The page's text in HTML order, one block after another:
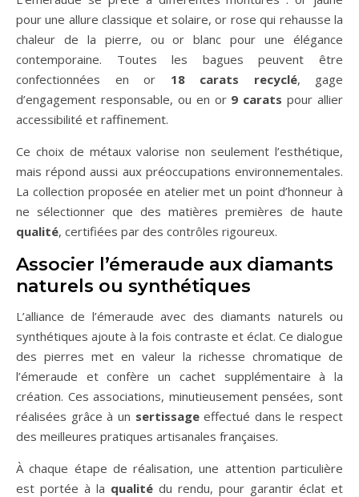
pour une allure classique et solaire, or rose qui rehausse la
chaleur de la pierre, ou or blanc pour une élégance
contemporaine. Toutes les bagues peuvent être
confectionnées en or 18 carats recyclé, gage
d’engagement responsable, ou en or 9 carats pour allier
accessibilité et raffinement.
Ce choix de métaux valorise non seulement l’esthétique,
mais répond aussi aux préoccupations environnementales.
La collection proposée en atelier met un point d’honneur à
ne sélectionner que des matières premières de haute
qualité, certifiées par des contrôles rigoureux.
Associer l’émeraude aux diamants
naturels ou synthétiques
L’alliance de l’émeraude avec des diamants naturels ou
synthétiques ajoute à la fois contraste et éclat. Ce dialogue
des pierres met en valeur la richesse chromatique de
l’émeraude et confère un cachet supplémentaire à la
création. Ces associations, minutieusement pensées, sont
réalisées grâce à un sertissageeffectué dans le respect
des meilleures pratiques artisanales françaises.
À chaque étape de réalisation, une attention particulière
est portée à la qualité du rendu, pour garantir éclat et